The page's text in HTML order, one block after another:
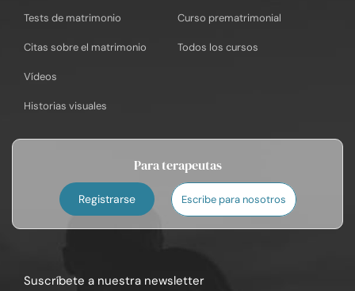
Tests de matrimonio
Citas sobre el matrimonio
Vídeos
Historias visuales
Curso prematrimonial
Todos los cursos
Para terapeutas
Registrarse Escribe para nosotros
Suscríbete a nuestra newsletter